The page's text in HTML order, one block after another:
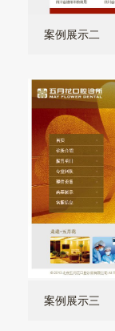
案例展示二
案例展示三